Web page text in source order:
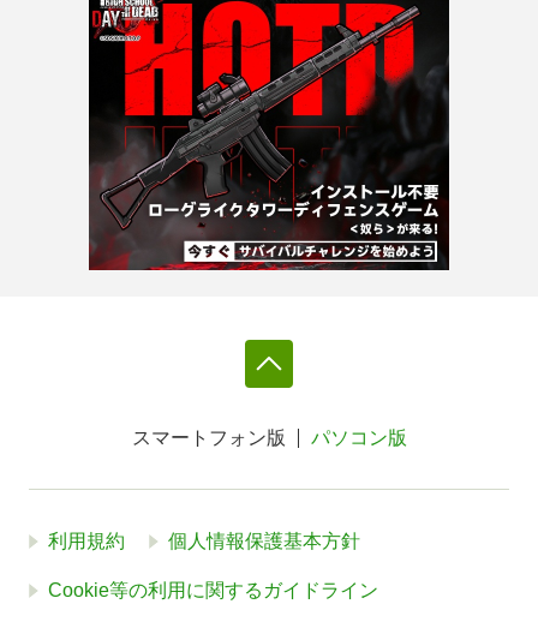
スマートフォン版 パソコン版
利用規約 個人情報保護基本方針
Cookie等の利用に関するガイドライン